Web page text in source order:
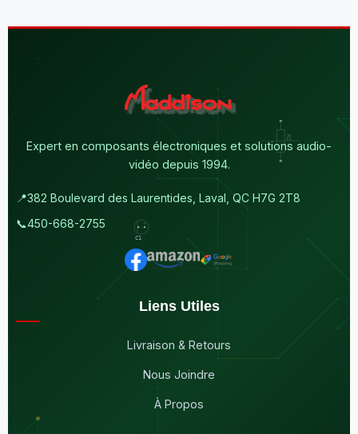
Expert en composants électroniques et solutions audio-
vidéo depuis 1994.
📍382 Boulevard des Laurentides, Laval, QC H7G 2T8
📞450-668-2755
Liens Utiles
Livraison & Retours
Nous Joindre
À Propos